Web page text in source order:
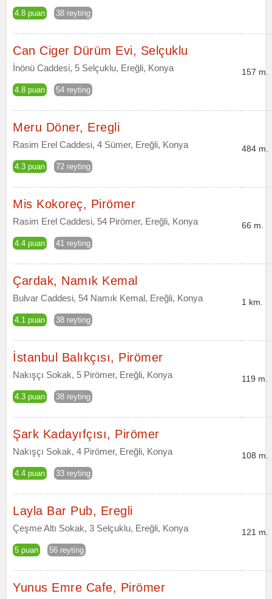
4.8 puan 38 reyting
Can Ciger Dürüm Evi, Selçuklu
İnönü Caddesi, 5 Selçuklu, Ereğli, Konya
4.8 puan 54 reyting
157 m.
Meru Döner, Eregli
Rasim Erel Caddesi, 4 Sümer, Ereğli, Konya
4.3 puan 72 reyting
484 m.
Mis Kokoreç, Pirömer
Rasim Erel Caddesi, 54 Pirömer, Ereğli, Konya
4.4 puan 41 reyting
66 m.
Çardak, Namık Kemal
Bulvar Caddesi, 54 Namık Kemal, Ereğli, Konya
4.1 puan 38 reyting
1 km.
İstanbul Balıkçısı, Pirömer
Nakışçı Sokak, 5 Pirömer, Ereğli, Konya
4.3 puan 38 reyting
119 m.
Şark Kadayıfçısı, Pirömer
Nakışçı Sokak, 4 Pirömer, Ereğli, Konya
4.4 puan 33 reyting
108 m.
Layla Bar Pub, Eregli
Çeşme Altı Sokak, 3 Selçuklu, Ereğli, Konya
5 puan 56 reyting
121 m.
Yunus Emre Cafe, Pirömer